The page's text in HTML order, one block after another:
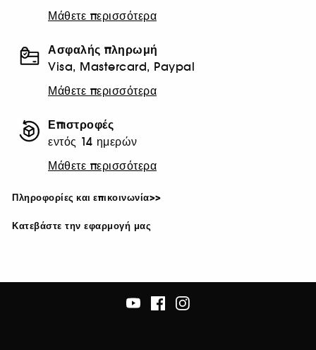
Μάθετε περισσότερα
Ασφαλής πληρωμή
Visa, Mastercard, Paypal
Μάθετε περισσότερα
Επιστροφές
εντός 14 ημερών
Μάθετε περισσότερα
Πληροφορίες και επικοινωνία>>
Κατεβάστε την εφαρμογή μας